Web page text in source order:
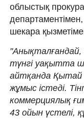
облыстық
шекара
түнгі уақытта
айтқанда Қытай
жұмыс істеді.
коммерциялық
43 ойын үстелі,